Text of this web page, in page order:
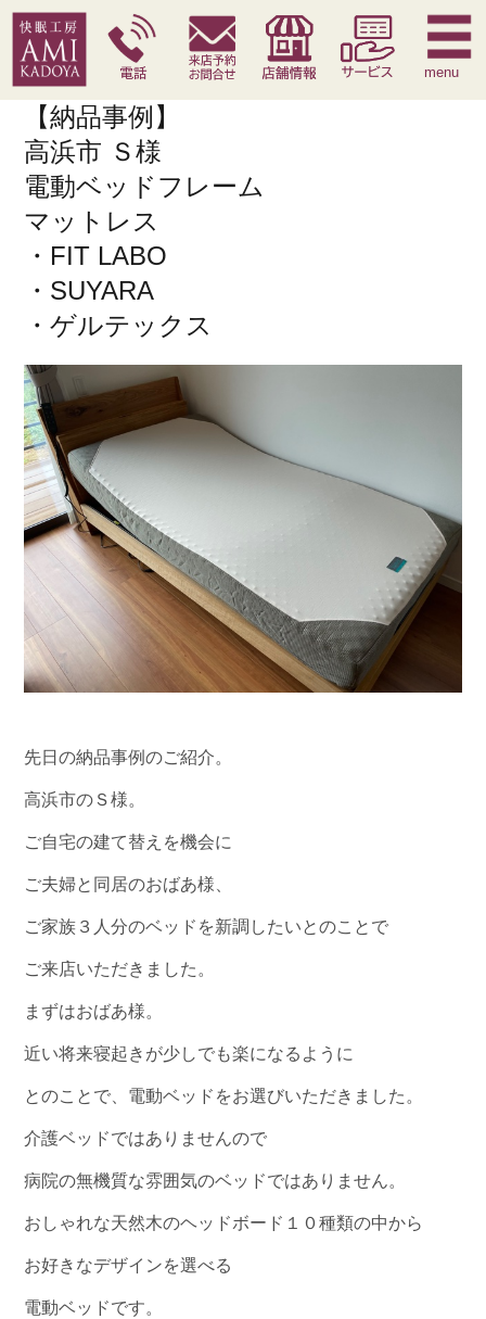
快眠枕 腰痛対策寝具 季節寝具 サービス
menu
【納品事例】
高浜市 Ｓ様
電動ベッドフレーム
マットレス
・FIT LABO
・SUYARA
・ゲルテックス
先日の納品事例のご紹介。
高浜市のＳ様。
ご自宅の建て替えを機会に
ご夫婦と同居のおばあ様、
ご家族３人分のベッドを新調したいとのことで
ご来店いただきました。
まずはおばあ様。
近い将来寝起きが少しでも楽になるように
とのことで、電動ベッドをお選びいただきました。
介護ベッドではありませんので
病院の無機質な雰囲気のベッドではありません。
おしゃれな天然木のヘッドボード１０種類の中から
お好きなデザインを選べる
電動ベッドです。